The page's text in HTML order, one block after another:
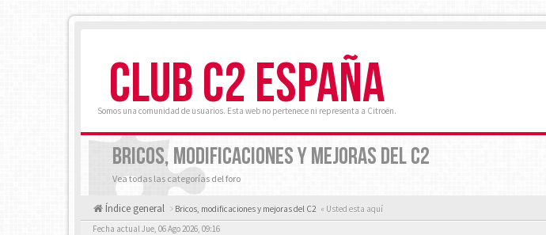
CLUB C2 ESPAÑA
Somos una comunidad de usuarios. Esta web no pertenece ni representa a Citroën.
BRICOS, MODIFICACIONES Y MEJORAS DEL C2
Vea todas las categorías del foro
Índice general Bricos, modificaciones y mejoras del C2 « Usted esta aquí
Fecha actual Jue, 06 Ago 2026, 09:16